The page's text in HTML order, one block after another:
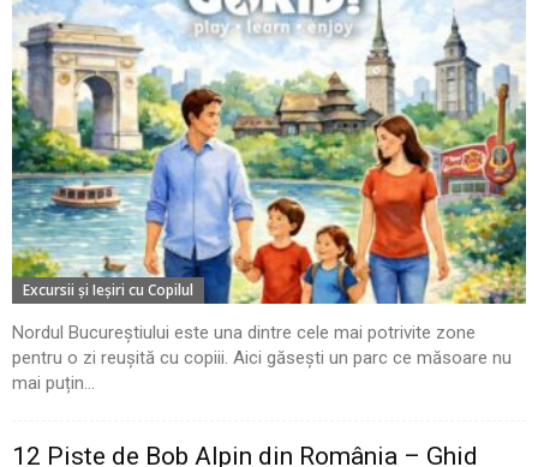
Excursii şi Ieşiri cu Copilul
Nordul Bucureștiului este una dintre cele mai potrivite zone
pentru o zi reușită cu copiii. Aici găsești un parc ce măsoare nu
mai puțin...
12 Piste de Bob Alpin din România – Ghid